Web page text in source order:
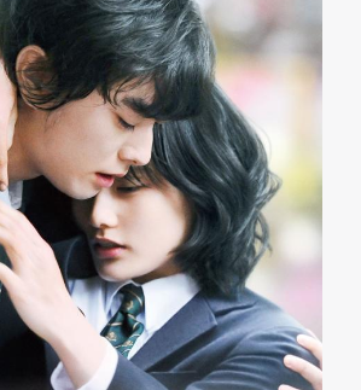
Gegenstände zu verwandeln.
lernen, mit der Situation
menschheit einen verzweifelten
und Shin'ichi fühlt sich in